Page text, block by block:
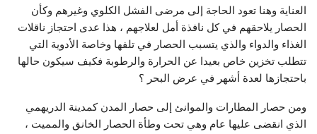
العناية وهنا تعود الحاجة إلى مرضى الفشل الكلوي وغيرهم وكأن
الحصار يلاحقهم في كل نافذة أمل لعلاجهم ، هذا عدى احتجاز ناقلات
الغذاء والدواء والذي يتسبب الحصار في تلفها وخاصة الأدوية التي
تتطلب تخزين خاص بعيدا عن الحرارة والرطوبة فكيف سيكون حالها
باحتجازها لعدة أشهر في عرض البحر ؟
ومن حصار المطارات والموانئ إلى حصار المدن كمدينة الدريهمي
الذي انقضى عليها عام وهي تحت وطأة الحصار الخانق والمميت ،